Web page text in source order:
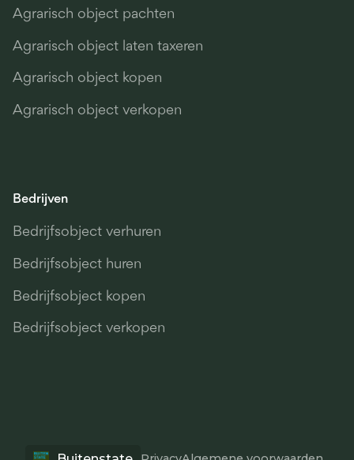
Agrarisch object pachten
Agrarisch object laten taxeren
Agrarisch object kopen
Agrarisch object verkopen
Bedrijven
Bedrijfsobject verhuren
Bedrijfsobject huren
Bedrijfsobject kopen
Bedrijfsobject verkopen